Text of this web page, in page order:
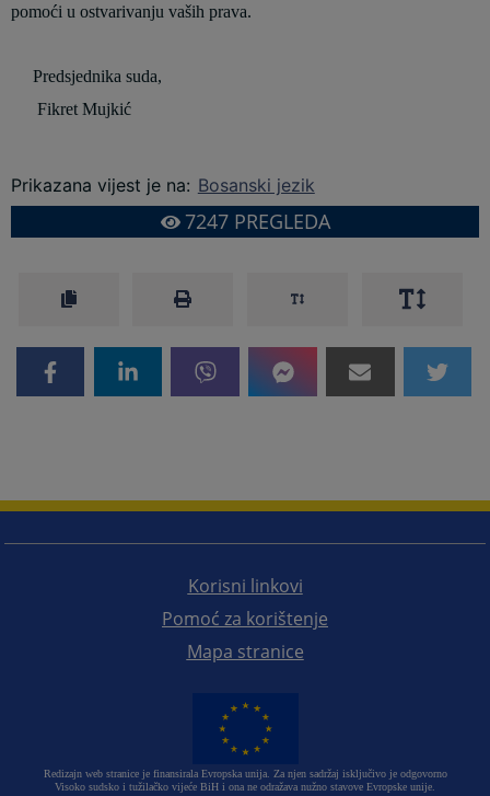
pomoći u ostvarivanju vaših prava.
Predsjednika suda,
Fikret Mujkić
Prikazana vijest je na: Bosanski jezik
7247PREGLEDA
Korisni linkovi
Pomoć za korištenje
Mapa stranice
Redizajn web stranice je finansirala Evropska unija. Za njen sadržaj isključivo je odgovorno
Visoko sudsko i tužilačko vijeće BiH i ona ne odražava nužno stavove Evropske unije.